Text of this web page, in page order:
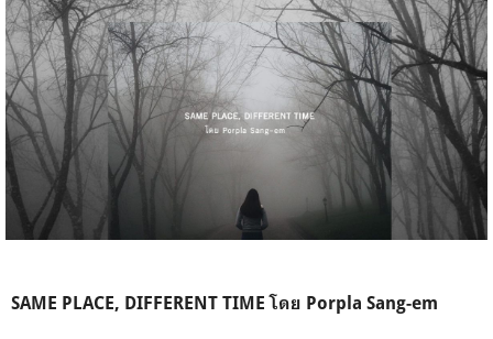
SAME PLACE, DIFFERENT TIME โดย Porpla Sang-em